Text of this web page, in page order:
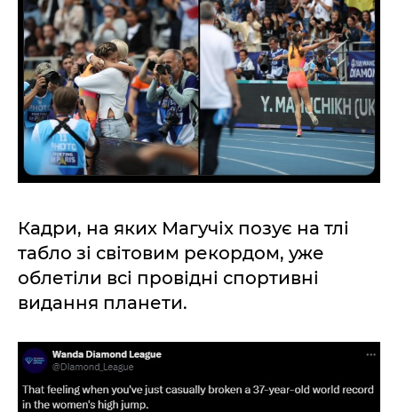
Кадри, на яких Магучіх позує на тлі
табло зі світовим рекордом, уже
облетіли всі провідні спортивні
видання планети.